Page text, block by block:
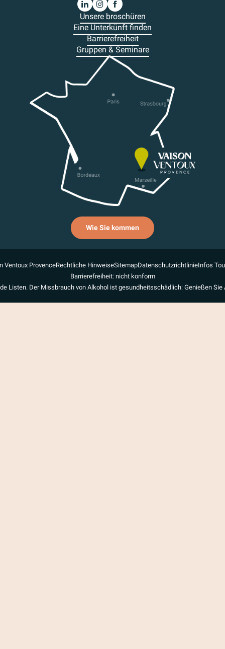
Unsere broschüren
Eine Unterkünft finden
Barrierefreiheit
Gruppen & Seminare
Wie Sie kommen
Ventoux ProvenceRechtliche HinweiseSitemapDatenschutzrichtlinieInfos
Barrierefreiheit: nicht konform
Listen. Der Missbrauch von Alkohol ist gesundheitsschädlich: Genießen Sie